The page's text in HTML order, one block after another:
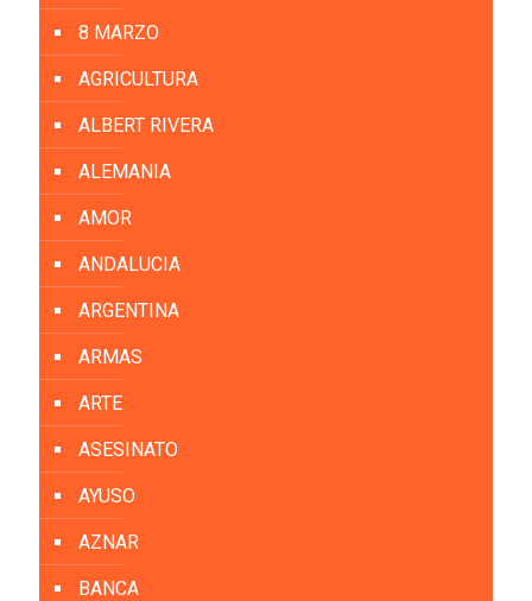
8 MARZO
AGRICULTURA
ALBERT RIVERA
ALEMANIA
AMOR
ANDALUCIA
ARGENTINA
ARMAS
ARTE
ASESINATO
AYUSO
AZNAR
BANCA